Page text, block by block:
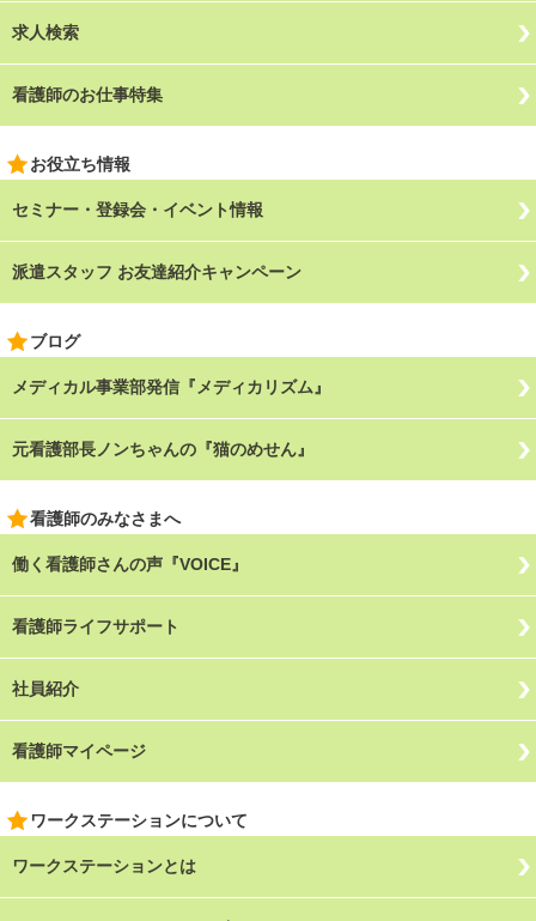
求人検索
看護師のお仕事特集
お役立ち情報
セミナー・登録会・イベント情報
派遣スタッフ お友達紹介キャンペーン
ブログ
メディカル事業部発信『メディカリズム』
元看護部長ノンちゃんの『猫のめせん』
看護師のみなさまへ
働く看護師さんの声『VOICE』
看護師ライフサポート
社員紹介
看護師マイページ
ワークステーションについて
ワークステーションとは